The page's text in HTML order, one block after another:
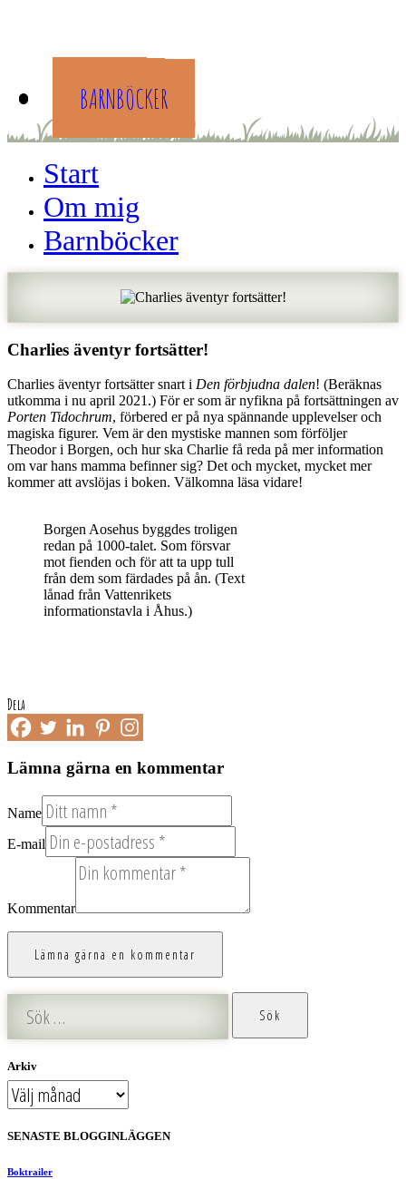
START
OM MIG
BARNBÖCKER
Start
Om mig
Barnböcker
Charlies äventyr fortsätter!
Charlies äventyr fortsätter snart i Den förbjudna dalen! (Beräknas
utkomma i nu april 2021.) För er som är nyfikna på fortsättningen av
Porten Tidochrum, förbered er på nya spännande upplevelser och
magiska figurer. Vem är den mystiske mannen som förföljer
Theodor i Borgen, och hur ska Charlie få reda på mer information
om var hans mamma befinner sig? Det och mycket, mycket mer
kommer att avslöjas i boken. Välkomna läsa vidare!
Borgen Aosehus byggdes troligen
redan på 1000-talet. Som försvar
mot fienden och för att ta upp tull
från dem som färdades på ån. (Text
lånad från Vattenrikets
informationstavla i Åhus.)
Dela
Lämna gärna en kommentar
Name
E-mail
Kommentar
Sök
efter:
Arkiv
Arkiv
SENASTE BLOGGINLÄGGEN
Boktrailer